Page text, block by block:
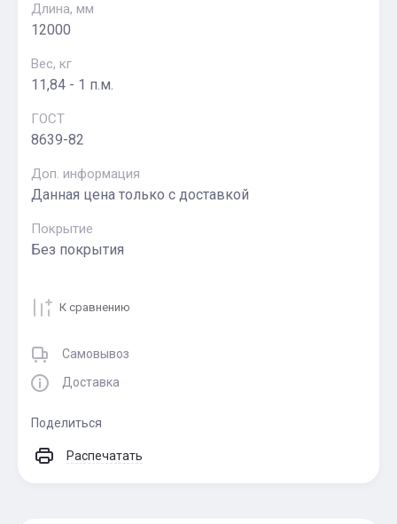
Длина, мм
12000
Вес, кг
11,84 - 1 п.м.
ГОСТ
8639-82
Доп. информация
Данная цена только с доставкой
Покрытие
Без покрытия
К сравнению
Самовывоз
Доставка
Поделиться
Распечатать